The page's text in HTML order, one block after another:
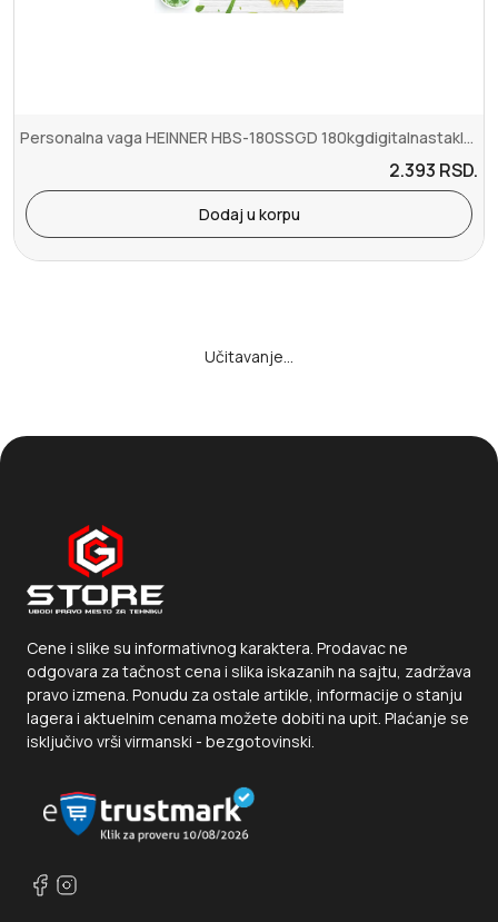
Personalna vaga HEINNER HBS-180SSGD 180kgdigitalnastakloCR2032
2.393 RSD.
Dodaj u korpu
2.393
Dodaj u korpu